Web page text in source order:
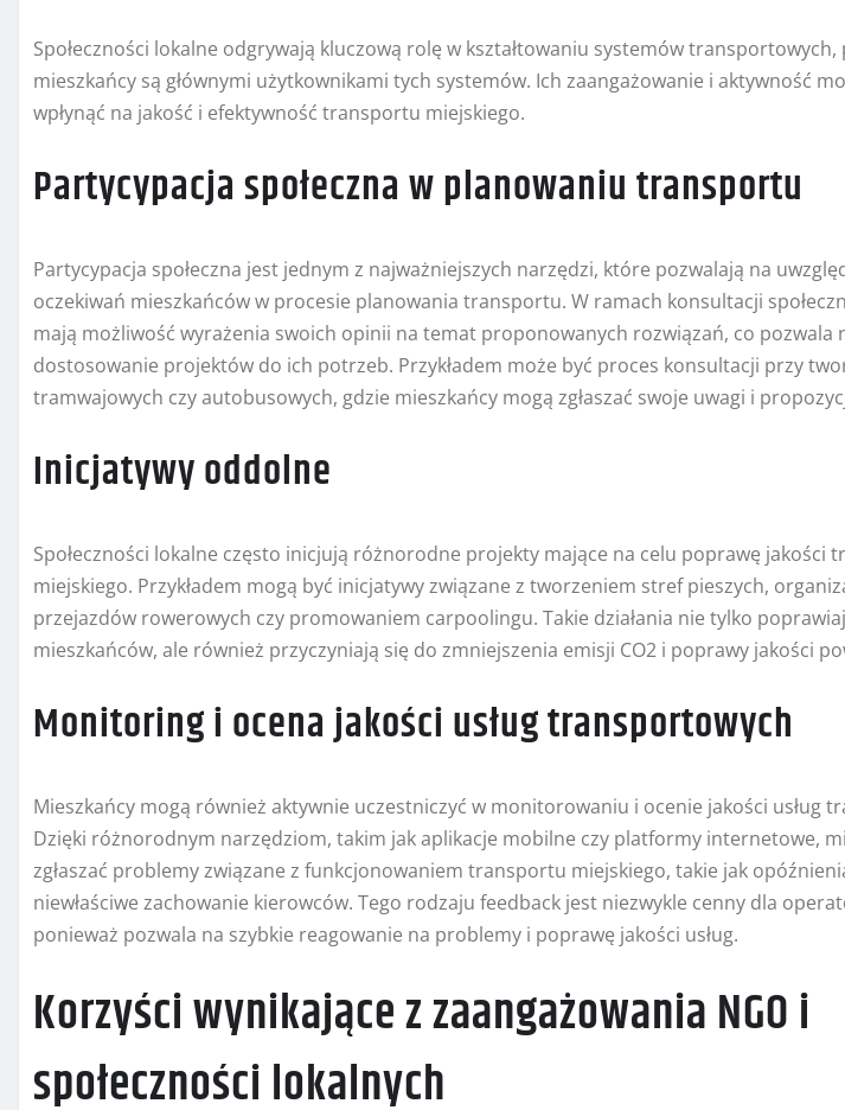
Społeczności lokalne odgrywają kluczową rolę w kształtowaniu systemów transportowych,
mieszkańcy są głównymi użytkownikami tych systemów. Ich zaangażowanie i aktywność
wpłynąć na jakość i efektywność transportu miejskiego.
Partycypacja społeczna w planowaniu transportu
Partycypacja społeczna jest jednym z najważniejszych narzędzi, które pozwalają na
oczekiwań mieszkańców w procesie planowania transportu. W ramach konsultacji
mają możliwość wyrażenia swoich opinii na temat proponowanych rozwiązań, co pozwala
dostosowanie projektów do ich potrzeb. Przykładem może być proces konsultacji przy
tramwajowych czy autobusowych, gdzie mieszkańcy mogą zgłaszać swoje uwagi i
Inicjatywy oddolne
Społeczności lokalne często inicjują różnorodne projekty mające na celu poprawę jakości
miejskiego. Przykładem mogą być inicjatywy związane z tworzeniem stref pieszych,
przejazdów rowerowych czy promowaniem carpoolingu. Takie działania nie tylko
mieszkańców, ale również przyczyniają się do zmniejszenia emisji CO2 i poprawy jakości
Monitoring i ocena jakości usług transportowych
Mieszkańcy mogą również aktywnie uczestniczyć w monitorowaniu i ocenie jakości usług
Dzięki różnorodnym narzędziom, takim jak aplikacje mobilne czy platformy internetowe,
zgłaszać problemy związane z funkcjonowaniem transportu miejskiego, takie jak
niewłaściwe zachowanie kierowców. Tego rodzaju feedback jest niezwykle cenny dla
ponieważ pozwala na szybkie reagowanie na problemy i poprawę jakości usług.
Korzyści wynikające z zaangażowania NGO i
społeczności lokalnych